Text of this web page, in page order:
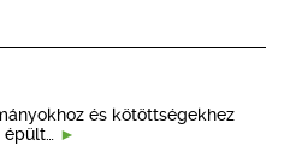
és kötöttségekhez